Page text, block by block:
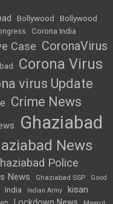
Bollywood
Bollywood
Corona India
Case CoronaVirus
Corona Virus
virus Update
Crime News
Ghaziabad
News
Police
News Ghaziabad SSP
Good
India Indian Army
kisan
Lockdown News